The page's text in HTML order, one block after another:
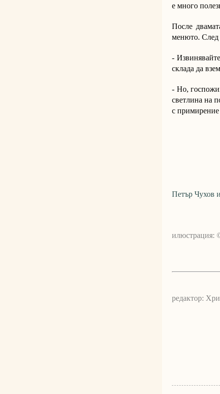
е много
После
менюто. След
-
склада да
- Но,
светлина на
с
Петър Чухов
илюстрация:
редактор: